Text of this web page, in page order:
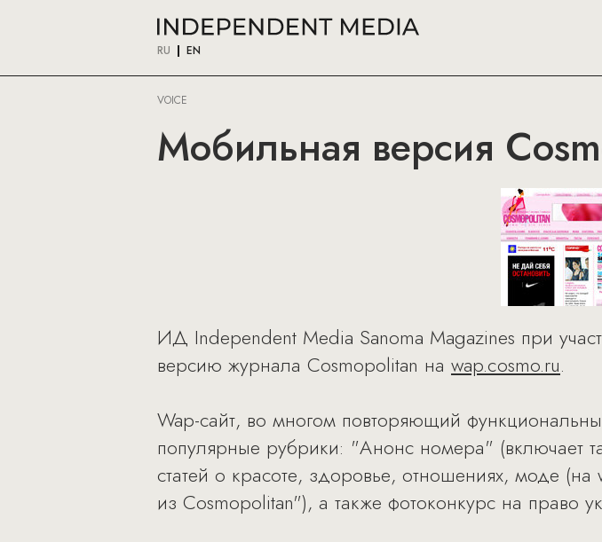
RU EN
VOICE
Мобильная версия
ИД Independent Media Sanoma Magazines при
версию журнала Cosmopolitan на wap.cosmo.ru.
Wap-сайт, во многом повторяющий
популярные рубрики: "Анонс номера" (включает
статей о красоте, здоровье, отношениях, моде
из Cosmopolitan"), а также фотоконкурс на право